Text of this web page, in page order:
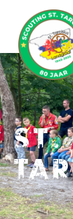
St.